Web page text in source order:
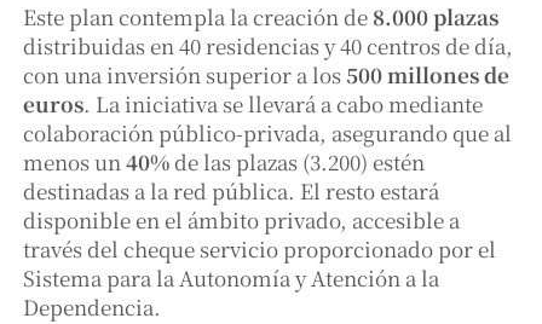
Este plan contempla la creación de 8.000 plazas
distribuidas en 40 residencias y 40 centros de día,
con una inversión superior a los 500 millones de
euros. La iniciativa se llevará a cabo mediante
colaboración público-privada, asegurando que al
menos un40%de las plazas (3.200) estén
destinadas a la red pública. El resto estará
disponible en el ámbito privado, accesible a
través del cheque servicio proporcionado por el
Sistema para la Autonomía y Atención a la
Dependencia.